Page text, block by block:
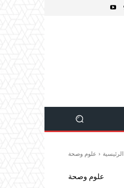
الرئيسية علوم وصحة
علوم وصحة